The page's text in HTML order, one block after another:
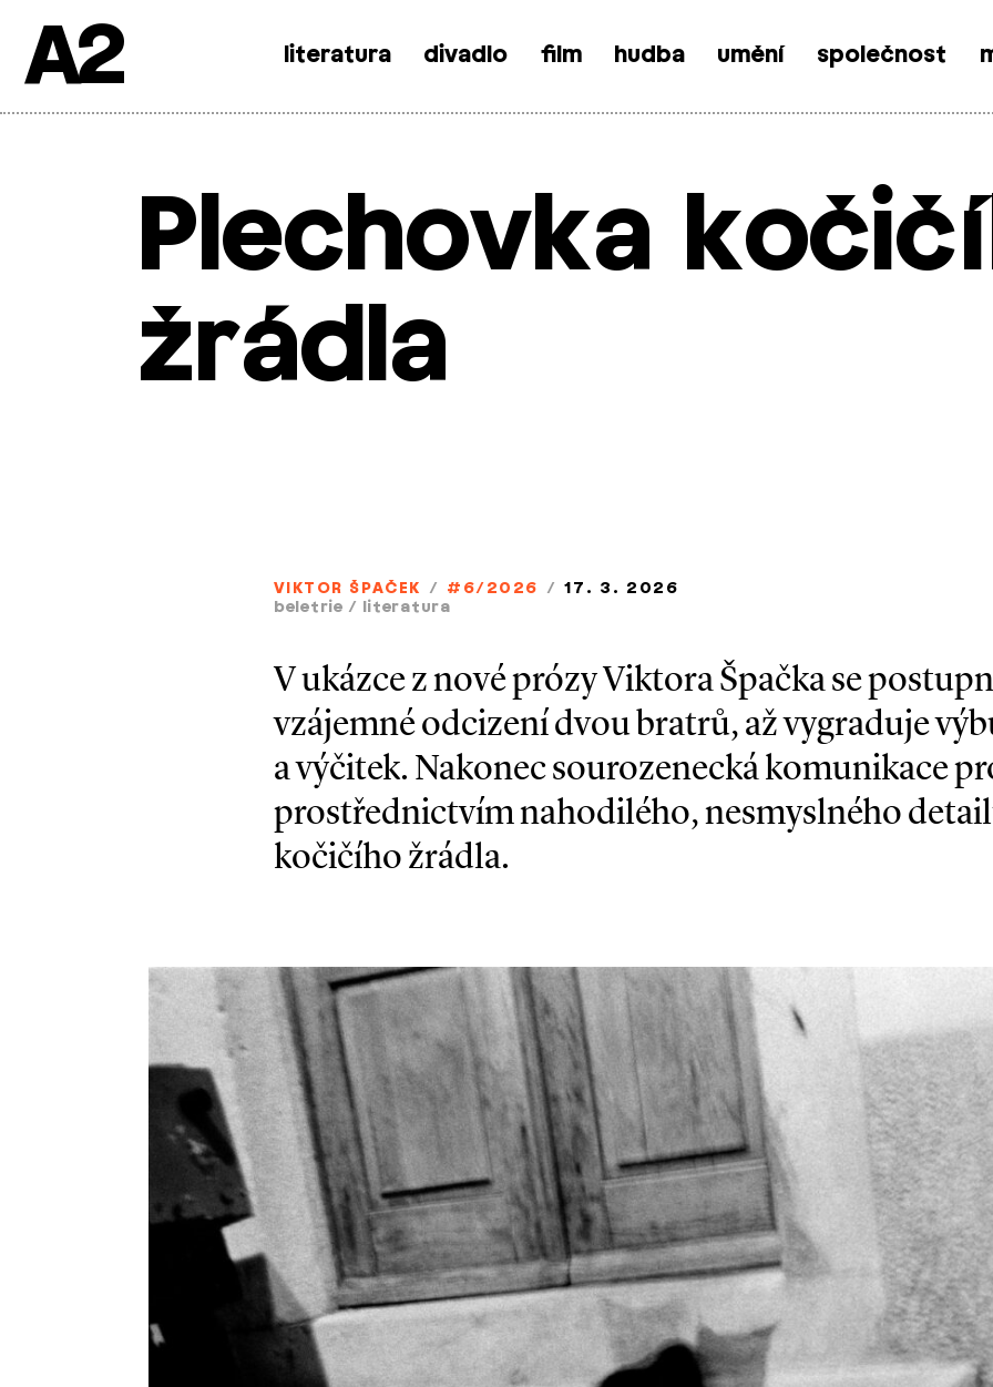
SkipA2 literatura divadlo film hudba umění společnost
Plechovka
žrádla
VIKTOR ŠPAČEK / #6/2026 / 17. 3. 2026
beletrie / literatura
V ukázce z nové prózy Viktora Špačka se
vzájemné odcizení dvou bratrů, až vygraduje
a výčitek. Nakonec sourozenecká komunikace
prostřednictvím nahodilého, nesmyslného
kočičího žrádla.